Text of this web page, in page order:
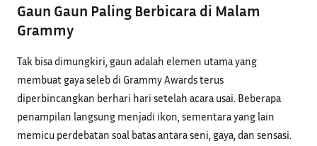
Gaun Gaun Paling Berbicara di Malam
Grammy
Tak bisa dimungkiri, gaun adalah elemen utama yang
membuat gaya seleb di Grammy Awards terus
diperbincangkan berhari hari setelah acara usai. Beberapa
penampilan langsung menjadi ikon, sementara yang lain
memicu perdebatan soal batas antara seni, gaya, dan sensasi.